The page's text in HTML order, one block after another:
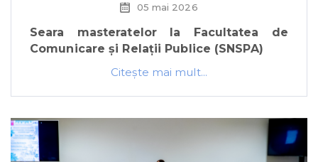
05 mai 2026
Seara masteratelor la Facultatea de
Comunicare și Relații Publice (SNSPA)
Citeşte mai mult...